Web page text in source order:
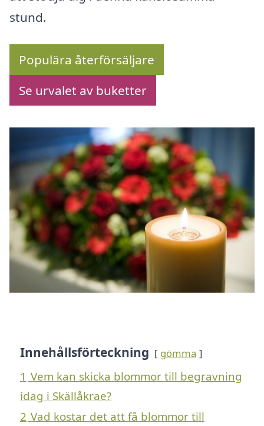
stund.
Populära återförsäljare
Se urvalet av buketter
Innehållsförteckning gömma
1 Vem kan skicka blommor till begravning
idag i Skällåkrae?
2 Vad kostar det att få blommor till